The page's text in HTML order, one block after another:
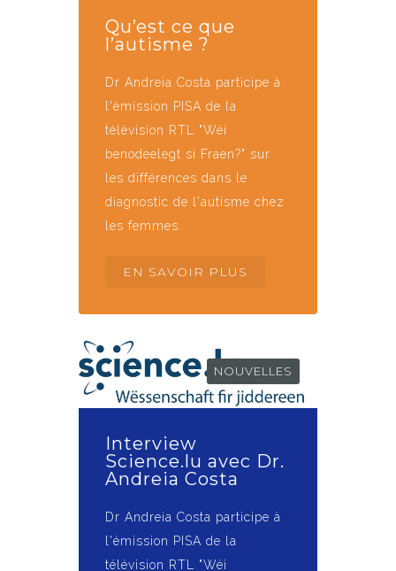
Qu’est ce que
l’autisme ?
Dr Andreia Costa participe à
l'émission PISA de la
télévision RTL "Wéi
benodeelegt si Fraen?" sur
les différences dans le
diagnostic de l'autisme chez
les femmes.
EN SAVOIR PLUS
NOUVELLES
Interview
Science.lu avec Dr.
Andreia Costa
Dr Andreia Costa participe à
l'émission PISA de la
télévision RTL "Wéi